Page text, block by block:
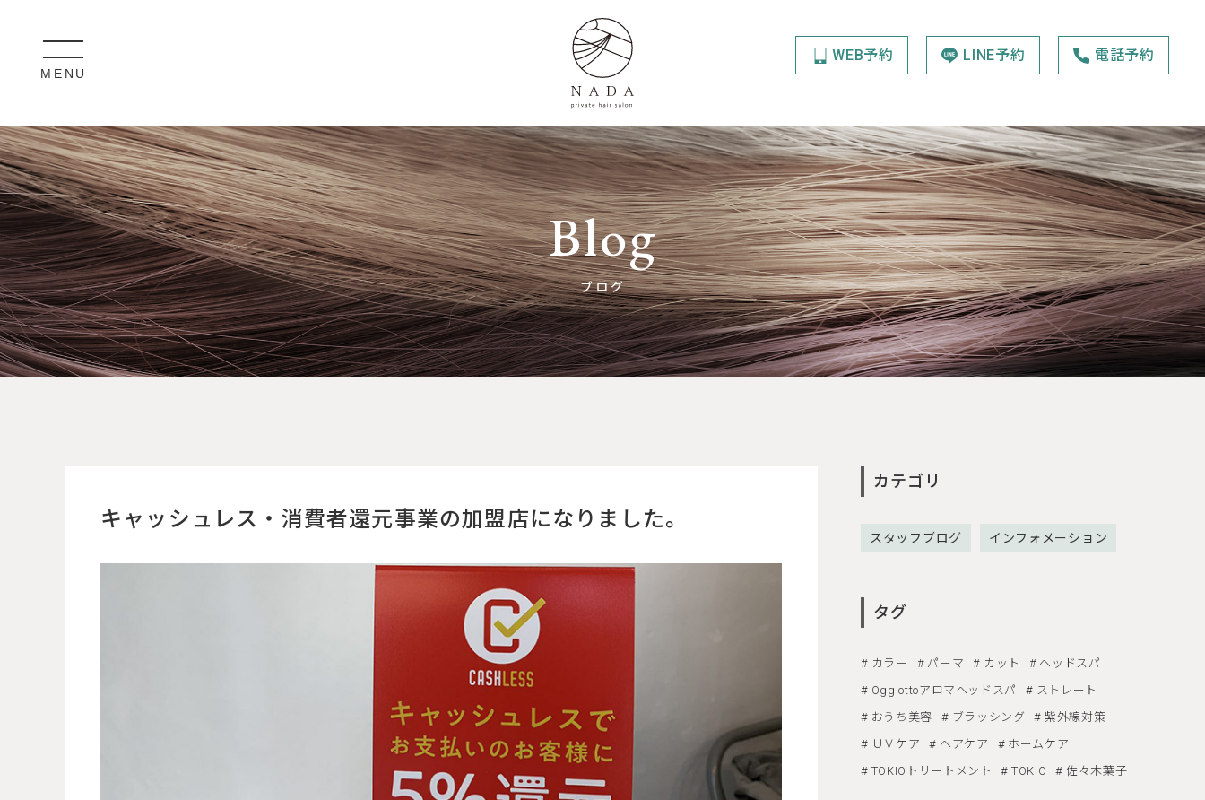
WEB予約 LINE予約 電話予約
MENU
Blog
ブログ
キャッシュレス・消費者還元事業の加盟店になりました。
カテゴリ
スタッフブログ インフォメーション
タグ
カラー パーマ カット
ヘッドスパ
Oggiottoアロマヘッドスパ
ストレート
おうち美容
ブラッシング
紫外線対策
ＵＶケア
ヘアケア
ホームケア
TOKIOトリートメント
TOKIO 佐々木葉子